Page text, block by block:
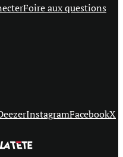
Foire aux questions
InstagramFacebookX